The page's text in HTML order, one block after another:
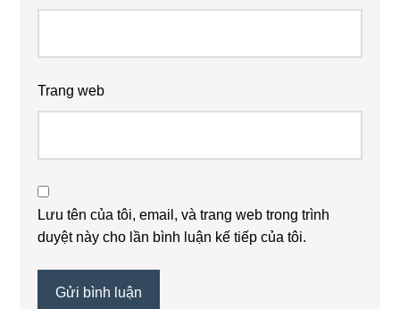
Trang web
Lưu tên của tôi, email, và trang web trong trình
duyệt này cho lần bình luận kế tiếp của tôi.